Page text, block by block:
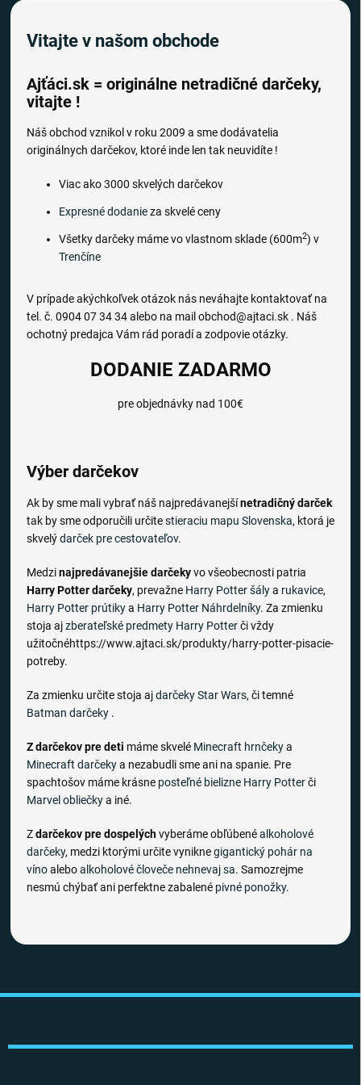
Vitajte v našom obchode
Ajťáci.sk = originálne netradičné darčeky,
vitajte !
Náš obchod vznikol v roku 2009 a sme dodávatelia
originálnych darčekov, ktoré inde len tak neuvidíte !
Viac ako 3000 skvelých darčekov
Expresné dodanieza skvelé ceny
Všetky darčeky máme vo vlastnom sklade (600m2) v
Trenčíne
V prípade akýchkoľvek otázok nás neváhajte kontaktovať na
tel. č. 0904 07 34 34 alebo na mail obchod@ajtaci.sk . Náš
ochotný predajca Vám rád poradí a zodpovie otázky.
DODANIE ZADARMO
pre objednávky nad 100€
Výber darčekov
Ak by sme mali vybrať náš najpredávanejšínetradičný darček
tak by sme odporučili určitestieraciu mapu Slovenska, ktorá je
skvelýdarček pre cestovateľov.
Medzinajpredávanejšie darčekyvo všeobecnosti patria
Harry Potter darčeky, prevažne Harry Potter šálya rukavice,
Harry Potter prútikya Harry Potter Náhrdelníky. Za zmienku
stoja ajzberateľské predmety Harry Potterči vždy
užitočnéhttps://www.ajtaci.sk/produkty/harry-potter-pisacie-
potreby.
Za zmienku určite stoja ajdarčeky Star Wars, či temné
Batman darčeky .
Z darčekov pre deti máme skvelé Minecraft hrnčekya
Minecraft darčekya nezabudli sme ani na spanie. Pre
spachtošov máme krásne posteľné bielizne Harry Potterči
Marvel obliečkya iné.
Zdarčekov pre dospelýchvyberáme obľúbenéalkoholové
darčeky, medzi ktorými určite vyniknegigantický pohár na
vínoaleboalkoholové človeče nehnevaj sa. Samozrejme
nesmú chýbať ani perfektne zabalené pivné ponožky.